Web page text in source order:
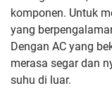
komponen. Untuk
yang
Dengan AC yang
merasa segar dan
suhu di luar.